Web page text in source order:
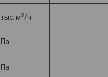
тыс. м3/ч
Па
Па